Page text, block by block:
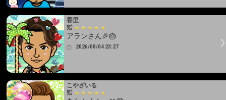
香里
アランさん🎉🎂
2026/08/04 23:27
こやざいる